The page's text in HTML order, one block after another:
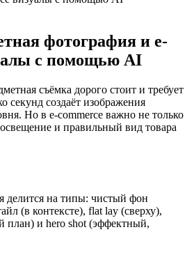
фотография и e-
с помощью AI
съёмка дорого стоит и требует
секунд создаёт изображения
Но в e-commerce важно не только
и правильный вид товара
делится на типы: чистый фон
(в контексте), flat lay (сверху),
план) и hero shot (эффектный,